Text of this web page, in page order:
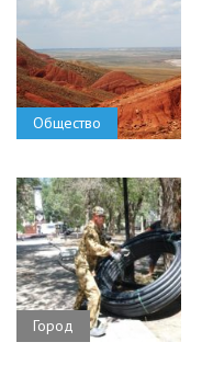
Общество
Город